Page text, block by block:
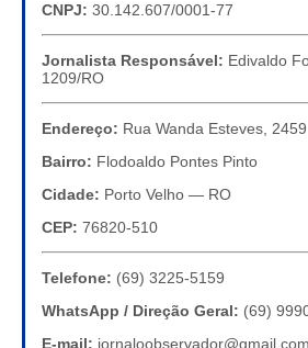
CNPJ: 30.142.607/0001-77
Jornalista Responsável: Edivaldo
1209/RO
Endereço: Rua Wanda Esteves, 2459
Bairro: Flodoaldo Pontes Pinto
Cidade: Porto Velho — RO
CEP: 76820-510
Telefone: (69) 3225-5159
WhatsApp / Direção Geral: (69)
E-mail: jornaloobservador@gmail.com